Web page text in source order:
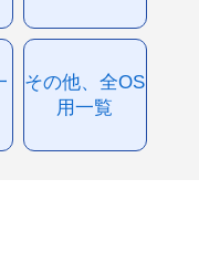
その他、全OS
用一覧